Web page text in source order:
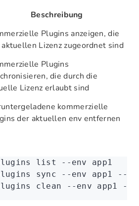
Beschreibung
Plugins anzeigen, die
Lizenz zugeordnet sind
Plugins
die durch die
Lizenz erlaubt sind
kommerzielle
der aktuellen env entfernen
list --env app1
sync --env app1 --
clean --env app1 --